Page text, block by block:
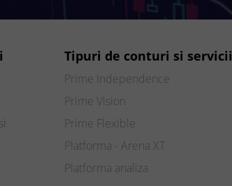
Tipuri de conturi si servicii
Prime Independence
Prime Vision
Prime Flexible
Platforma - Arena XT
Platforma analiza